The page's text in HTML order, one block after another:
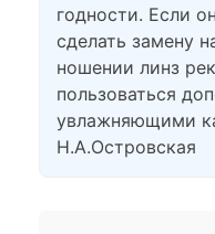
годности. Если
сделать замену
ношении линз
пользоваться
увлажняющими
Н.А.Островская